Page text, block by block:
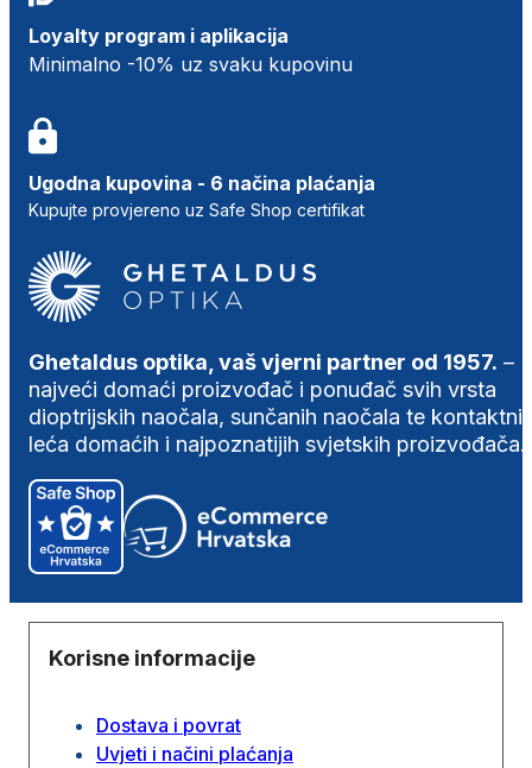
Loyalty program i aplikacija
Minimalno -10% uz svaku kupovinu
Ugodna kupovina - 6 načina plaćanja
Kupujte provjereno uz Safe Shop certifikat
Ghetaldus optika, vaš vjerni partner od 1957. –
najveći domaći proizvođač i ponuđač svih vrsta
dioptrijskih naočala, sunčanih naočala te
leća domaćih i najpoznatijih svjetskih proizvođača.
Korisne informacije
Dostava i povrat
Uvjeti i načini plaćanja